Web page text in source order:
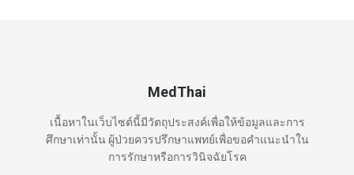
MedThai
เนื้อหาในเว็บไซต์นี้มีวัตถุประสงค์เพื่อให้ข้อมูลและการ
ศึกษาเท่านั้น ผู้ป่วยควรปรึกษาแพทย์เพื่อขอคำแนะนำใน
การรักษาหรือการวินิจฉัยโรค